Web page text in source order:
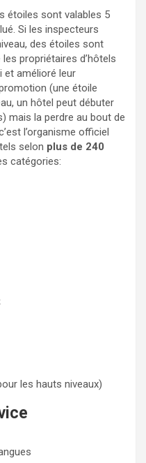
étoiles sont valables 5
Si les inspecteurs
des étoiles sont
propriétaires d’hôtels
et amélioré leur
(une étoile
un hôtel peut débuter
mais la perdre au bout de
l’organisme officiel
selon plus de 240
catégories:
les hauts niveaux)